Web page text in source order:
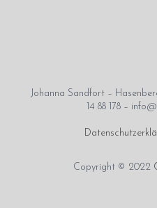
Johanna Sandfort –
14 88 178 –
Copyright © 2022